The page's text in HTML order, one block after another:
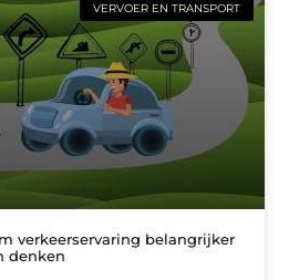
VERVOER EN TRANSPORT
verkeerservaring belangrijker
denken